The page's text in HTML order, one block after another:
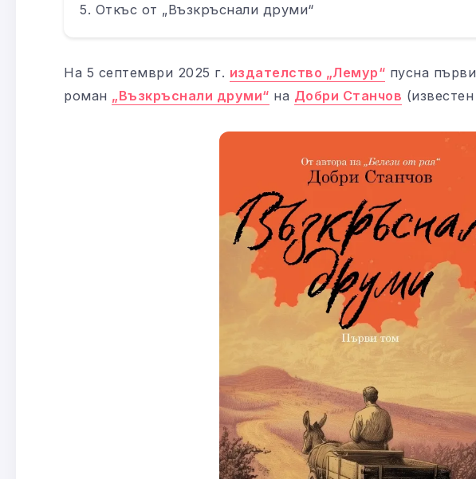
Откъс от „Възкръснали друми“
На 5 септември 2025 г. издателство „Лемур“ пусна
роман „Възкръснали друми“ на Добри Станчов